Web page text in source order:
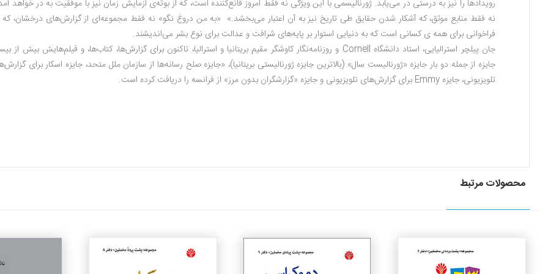
رویدادها را نیز به درستی در می‌یابد. ژورنالیسمی با این ویژگی نه فقط امروز قانع‌کننده است، که از بوته‌ی آزمایش زمان نیز با موفقیت به در خواهد
نه فقط منابع موثق، که آشکار شدن حقایق طی تاریخ نیز به آن اعتبار می‌بخشد.» «به من دروغ نگو» نه فقط مجموعه‌ای از گزارش‌های درخشان، که
فراخوانی برای همه ی کسانی است که به دنیایی استوار بر پایه‌های شرافت و عدالت برای نوع بشر می‌اندیشند.
جان پیلچر استرالیایی، استاد دانشگاه Cornell
و روزنامه‌نگار کاوشگر مقیم بریتانیا و استرالیا، تاکنون برای گزارش‌ها، کتاب‌ها، و فیلم‌هایش بیش از
جایزه از جمله دو بار جایزه «ژورنالیست سال» (بالاترین جایزه ژورنالیستی بریتانیا)، «جایزه صلح رسانه‌ها از سازمان ملل متحد، جایزه اسکار برای
تلویزیونی، جایزه Emmy برای گزارش‌های تلویزیونی و جایزه «گزارشگران بدون مرز» از فرانسه را دریافت کرده است.
محصولات مرتبط
جزئیات جزئیات